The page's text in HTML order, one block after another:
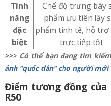
Tính
năng
đặc
biệt
Chế độ trưng bày
phẩm ưu tiên lấy
phẩm tinh tế, hỗ trợ
trực tiếp tốt
>>> Có thể bạn đang tìm
ảnh “quốc dân” cho người mới
Điểm tương đồng của
R50